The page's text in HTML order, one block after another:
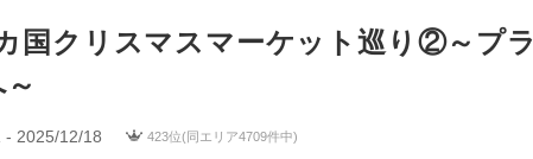
国クリスマスマーケット巡り②～プラ
- 2025/12/18 423位(同エリア4709件中)